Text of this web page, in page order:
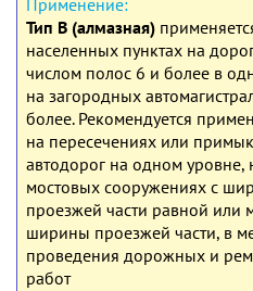
Тип В (алмазная)
населенных пунктах на
числом полос 6 и более в
на загородных
более. Рекомендуется
на пересечениях или
автодорог на одном уровне,
мостовых сооружениях с
проезжей части равной или
ширины проезжей части, в
проведения дорожных и
работ